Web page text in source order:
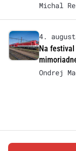
Michal
4.
Na festival
Ondrej